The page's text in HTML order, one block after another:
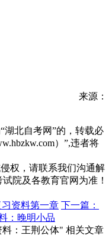
来源：
湖北自考网”的，转载必
）”,违者将
权，请联系我们沟通解
院及各教育官网为准！
习资料第一章 下一篇：
：晚明小品
：王荆公体" 相关文章